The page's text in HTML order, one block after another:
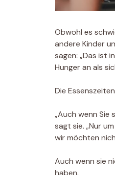
Obwohl es
andere Kinder
sagen: „Das ist
Hunger an als
Die
„Auch wenn Sie
sagt sie. „Nur
wir möchten
Auch wenn sie
haben.